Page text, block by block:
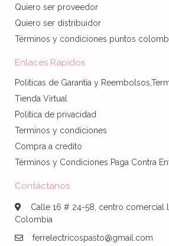
Quiero ser proveedor
Quiero ser distribuidor
Términos y condiciones puntos
Enlaces Rapidos
Politicas de Garantia y
Tienda Virtual
Politica de privacidad
Terminos y condiciones
Compra a credito
Términos y Condiciones Paga Contra
Contáctanos
Calle 16 # 24-58, centro comercial
Colombia
ferrelectricospasto@gmail.com